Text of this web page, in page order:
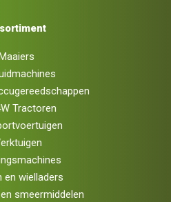
Maaiers
Tractoren
en wielladers
smeermiddelen